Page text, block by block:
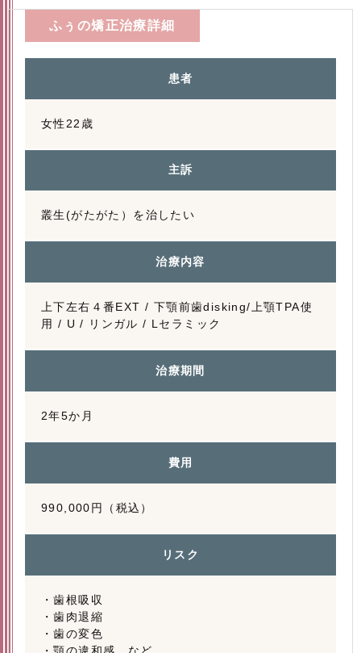
ふぅの矯正治療詳細
患者
女性22歳
主訴
叢生(がたがた）を治したい
治療内容
上下左右４番EXT / 下顎前歯disking/上顎TPA使
用 / U / リンガル / Lセラミック
治療期間
2年5か月
費用
990,000円（税込）
リスク
・歯根吸収
・歯肉退縮
・歯の変色